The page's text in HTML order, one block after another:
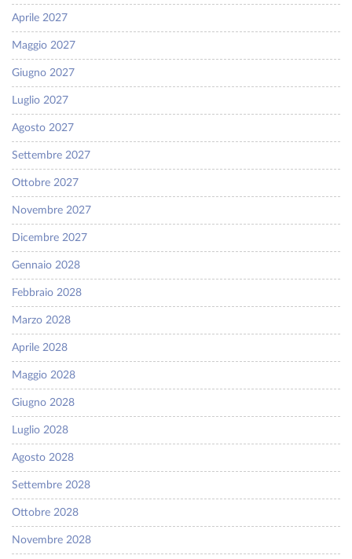
Aprile 2027
Maggio 2027
Giugno 2027
Luglio 2027
Agosto 2027
Settembre 2027
Ottobre 2027
Novembre 2027
Dicembre 2027
Gennaio 2028
Febbraio 2028
Marzo 2028
Aprile 2028
Maggio 2028
Giugno 2028
Luglio 2028
Agosto 2028
Settembre 2028
Ottobre 2028
Novembre 2028